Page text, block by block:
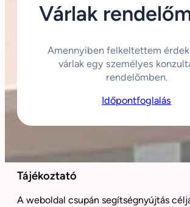
Várlak
Amennyiben felkeltettem
várlak egy személyes
rendelőmben.
Időpontfoglalás
Tájékoztató
A weboldal csupán segítségnyújtás